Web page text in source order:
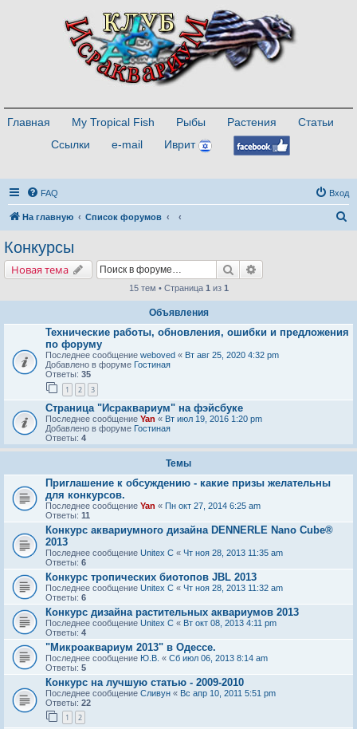
Главная My Tropical Fish Рыбы Растения
Статьи
Ссылки
e-mail Иврит
FAQ Вход
На главную Список форумов
Конкурсы
Новая тема Поиск
15 тем • Страница 1 из 1
Объявления
Технические работы, обновления, ошибки и предложения
по форуму
Последнее сообщение weboved « Вт авг 25, 2020 4:32 pm
Добавлено в форуме Гостиная
Ответы: 35
1 2 3
Страница "Исраквариум" на фэйсбуке
Последнее сообщение Yan « Вт июл 19, 2016 1:20 pm
Добавлено в форуме Гостиная
Ответы: 4
Темы
Приглашение к обсуждению - какие призы желательны
для конкурсов.
Последнее сообщение Yan « Пн окт 27, 2014 6:25 am
Ответы: 11
Конкурс аквариумного дизайна DENNERLE Nano Cube®
2013
Последнее сообщение Unitex C « Чт ноя 28, 2013 11:35 am
Ответы: 6
Конкурс тропических биотопов JBL 2013
Последнее сообщение Unitex C « Чт ноя 28, 2013 11:32 am
Ответы: 6
Конкурс дизайна растительных аквариумов 2013
Последнее сообщение Unitex C « Вт окт 08, 2013 4:11 pm
Ответы: 4
"Микроаквариум 2013" в Одессе.
Последнее сообщение Ю.В. « Сб июл 06, 2013 8:14 am
Ответы: 5
Конкурс на лучшую статью - 2009-2010
Последнее сообщение Сливун « Вс апр 10, 2011 5:51 pm
Ответы: 22
1 2